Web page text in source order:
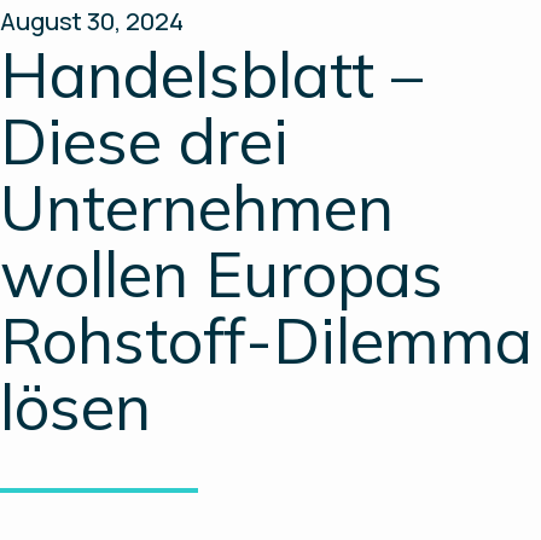
About
Insights
Investor Relations
August 30, 2024
Handelsblatt –
Diese drei
Unternehmen
wollen Europas
Rohstoff-Dilemma
lösen